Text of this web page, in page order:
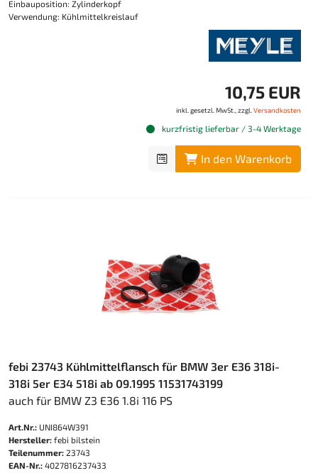
Einbauposition: Zylinderkopf
Verwendung: Kühlmittelkreislauf
10,75 EUR
inkl. gesetzl. MwSt., zzgl. Versandkosten
kurzfristig lieferbar / 3-4 Werktage
In den Warenkorb
febi 23743 Kühlmittelflansch für BMW 3er E36 318i-
318i 5er E34 518i ab 09.1995 11531743199
auch für BMW Z3 E36 1.8i 116 PS
Art.Nr.: UNI864W391
Hersteller: febi bilstein
Teilenummer: 23743
EAN-Nr.: 4027816237433